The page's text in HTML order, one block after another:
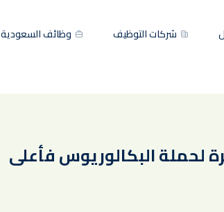
وظائف السعودية شركات التوظيف
لحملة البكالوريوس فأعلى